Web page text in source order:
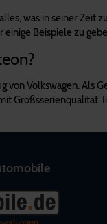
was in seiner Zeit
Beispiele zu
von Volkswagen. Als